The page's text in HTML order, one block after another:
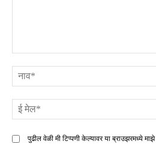
पुढील वेळी मी टिप्पणी केल्यावर या ब्राउझरमध्ये